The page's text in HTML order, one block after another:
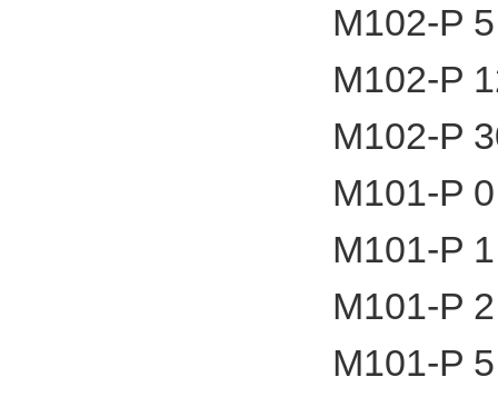
M102-P
M102-P
M102-P
M101-P
M101-P
M101-P
M101-P